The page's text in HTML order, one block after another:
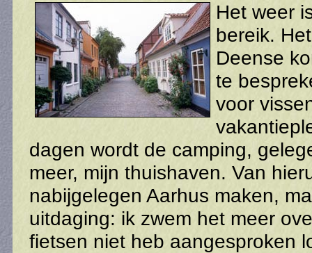
Het weer
bereik.
Deense
te
voor
dagen wordt de camping,
meer, mijn thuishaven. Van
nabijgelegen Aarhus maken,
uitdaging: ik zwem het meer
fietsen niet heb aangesproken